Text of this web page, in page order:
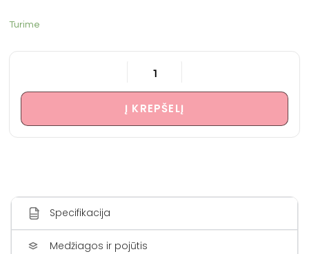
Turime
Į KREPŠELĮ
Specifikacija
Medžiagos ir pojūtis